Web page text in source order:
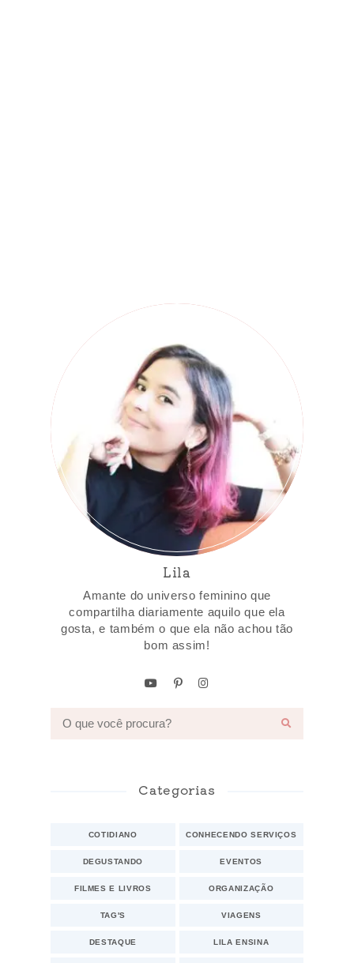
Lila
Amante do universo feminino que
compartilha diariamente aquilo que ela
gosta, e também o que ela não achou tão
bom assim!
Categorias
COTIDIANO CONHECENDO SERVIÇOS
DEGUSTANDO EVENTOS
FILMES E LIVROS ORGANIZAÇÃO
TAG'S VIAGENS
DESTAQUE LILA ENSINA